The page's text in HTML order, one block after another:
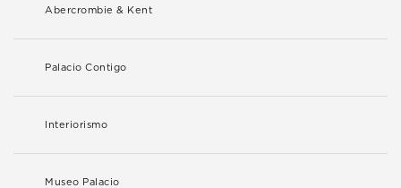
Abercrombie & Kent
Palacio Contigo
Interiorismo
Museo Palacio